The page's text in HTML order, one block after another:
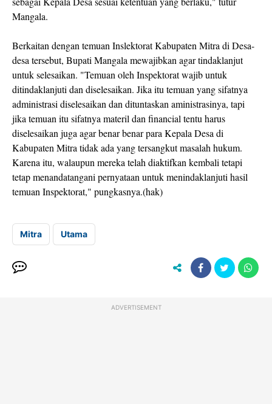
Mangala.
Berkaitan dengan temuan Inslektorat Kabupaten Mitra di Desa-
desa tersebut, Bupati Mangala mewajibkan agar tindaklanjut
untuk selesaikan. "Temuan oleh Inspektorat wajib untuk
ditindaklanjuti dan diselesaikan. Jika itu temuan yang sifatnya
administrasi diselesaikan dan dituntaskan aministrasinya, tapi
jika temuan itu sifatnya materil dan financial tentu harus
diselesaikan juga agar benar benar para Kepala Desa di
Kabupaten Mitra tidak ada yang tersangkut masalah hukum.
Karena itu, walaupun mereka telah diaktifkan kembali tetapi
tetap menandatangani pernyataan untuk menindaklanjuti hasil
temuan Inspektorat," pungkasnya.(hak)
Mitra Utama
ADVERTISEMENT